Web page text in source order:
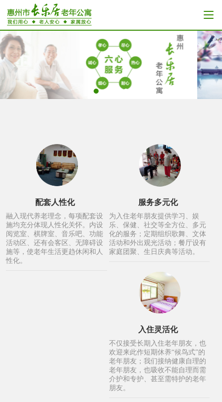
配套人性化
融入现代养老理念，每项配套设
施均充分体现人性化关怀。内设
阅览室、棋牌室、音乐吧、功能
活动区、还有会客区、无障碍设
施等，使老年生活更趋休闲和人
性化。
服务多元化
为入住老年朋友提供学习、娱
乐、保健、社交等全方位、多元
化的服务；定期组织歌舞、文体
活动和外出观光活动；餐厅设有
家庭团聚、生日庆典等活动。
入住灵活化
不仅接受长期入住老年朋友，也
欢迎来此作短期休养“候鸟式”的
老年朋友；我们接纳健康自理的
老年朋友，也吸收不能自理而需
介护和专护、甚至需特护的老年
朋友。